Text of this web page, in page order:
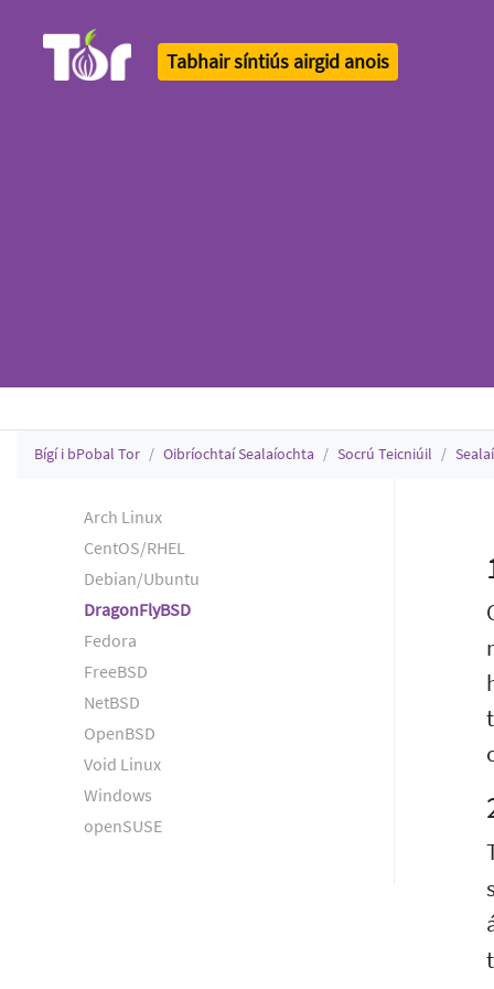
Tabhair síntiús airgid anois
Bígí i bPobal Tor Oibríochtaí Sealaíochta Socrú Teicniúil
Arch Linux
CentOS/RHEL
Debian/Ubuntu
DragonFlyBSD
Fedora
FreeBSD
NetBSD
OpenBSD
Void Linux
Windows
openSUSE